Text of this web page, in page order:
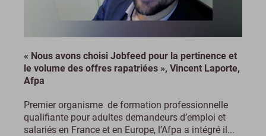
« Nous avons choisi Jobfeed pour la pertinence et
le volume des offres rapatriées », Vincent Laporte,
Afpa
Premier organisme de formation professionnelle
qualifiante pour adultes demandeurs d’emploi et
salariés en France et en Europe, l’Afpa a intégré il...